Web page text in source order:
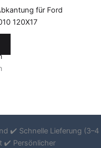
für Ford
120X17
✔️ Schnelle Lieferung (3–4
✔️ Persönlicher